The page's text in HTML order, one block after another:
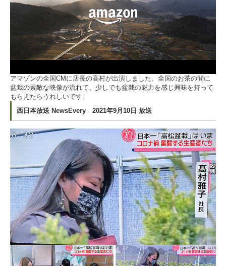
アマゾンの全国CMに店長の高村が出演しました。全国のお茶の間に
盆栽の素敵な映像が流れて、少しでも盆栽の魅力を感じ興味を持って
もらえたらうれしいです。
西日本放送 NewsEvery 2021年9月10日 放送